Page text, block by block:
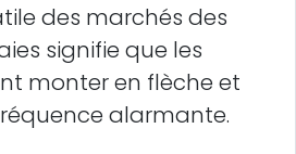
des marchés des
signifie que les
monter en flèche et
alarmante.